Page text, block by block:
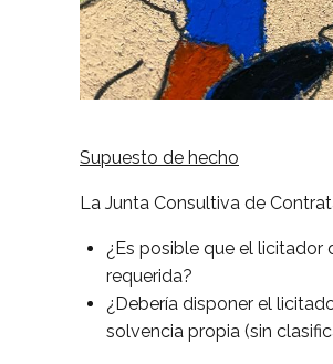
Supuesto de hecho
La Junta Consultiva de
¿Es posible que el
requerida?
¿Debería disponer el
solvencia propia (sin